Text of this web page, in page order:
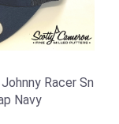
Racer Sn
Navy